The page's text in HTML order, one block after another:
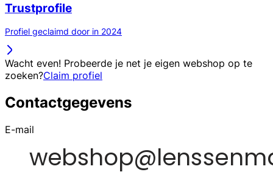
Trustprofile
Profiel geclaimd door in 2024
Wacht even! Probeerde je net je eigen webshop op te
zoeken?Claim profiel
Contactgegevens
E-mail